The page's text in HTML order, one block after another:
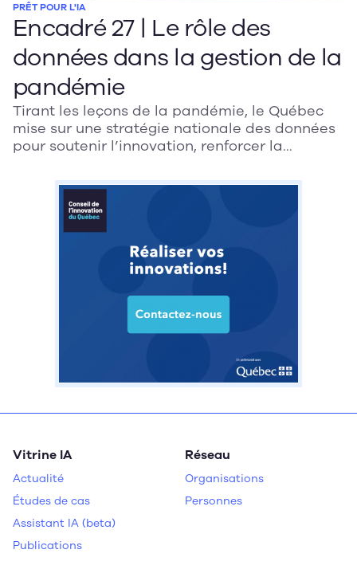
PRÊT POUR L'IA
Encadré 27 | Le rôle des
données dans la gestion de la
pandémie
Tirant les leçons de la pandémie, le Québec
mise sur une stratégie nationale des données
pour soutenir l’innovation, renforcer la
responsable, sécurisé et utile au bien
commun. Les données deviennent un levier
central de transformation numérique.
Vitrine IA
Actualité
Études de cas
Assistant IA (beta)
Publications
Réseau
Organisations
Personnes